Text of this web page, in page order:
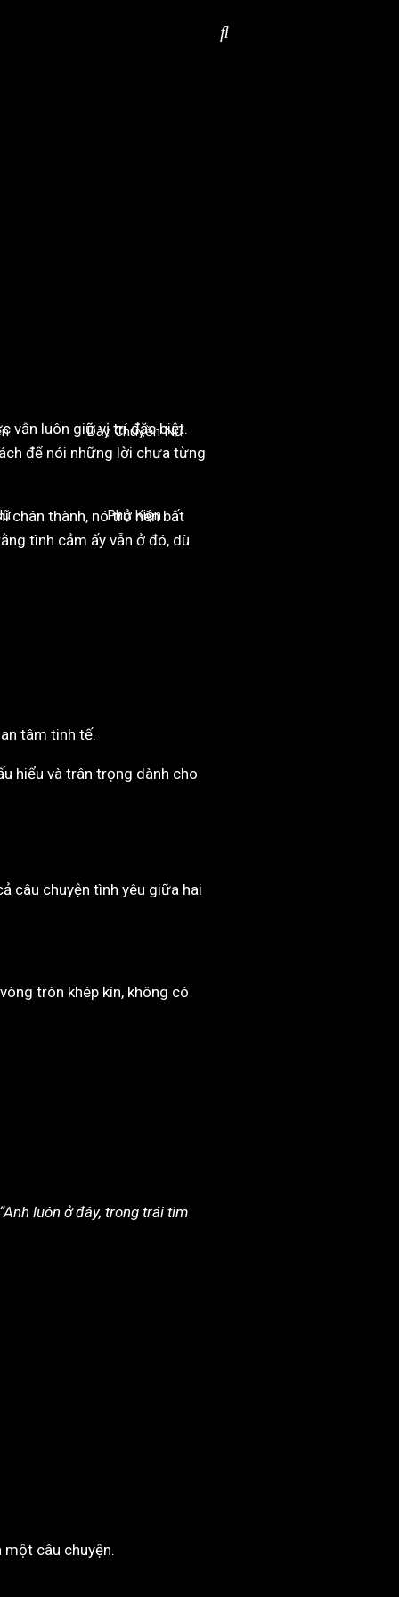
Dây Chuyền Nữ
Phụ Kiện
vẫn luôn giữ vị trí đặc biệt.
để nói những lời chưa từng
chân thành, nó trở nên bất
tình cảm ấy vẫn ở đó, dù
tâm tinh tế.
hiểu và trân trọng dành cho
câu chuyện tình yêu giữa hai
tròn khép kín, không có
“Anh luôn ở đây, trong trái tim
câu chuyện.